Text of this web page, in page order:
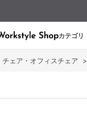
カテゴリ
チェア・オフィスチェア >